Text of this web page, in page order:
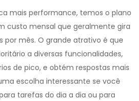
mais performance, temos o plano
custo mensal que geralmente gira
por mês. O grande atrativo é que
a diversas funcionalidades,
de pico, e obtém respostas mais
escolha interessante se você
tarefas do dia a dia ou para